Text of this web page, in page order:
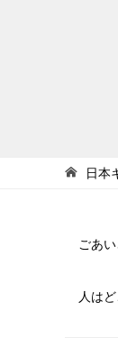
日本
ごあ
人は